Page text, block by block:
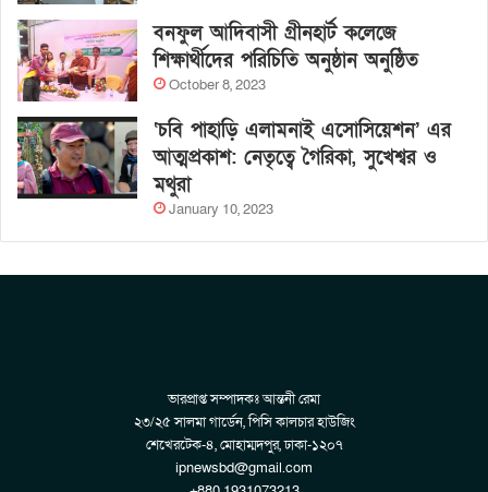
বনফুল আদিবাসী গ্রীনহার্ট কলেজে
শিক্ষার্থীদের পরিচিতি অনুষ্ঠান অনুষ্ঠিত
October 8, 2023
‘চবি পাহাড়ি এলামনাই এসোসিয়েশন’ এর
আত্মপ্রকাশ: নেতৃত্বে গৈরিকা, সুখেশ্বর ও
মথুরা
January 10, 2023
ভারপ্রাপ্ত সম্পাদকঃ আন্তনী রেমা
২৩/২৫ সালমা গার্ডেন, পিসি কালচার হাউজিং
শেখেরটেক-৪, মোহাম্মদপুর, ঢাকা-১২০৭
ipnewsbd@gmail.com